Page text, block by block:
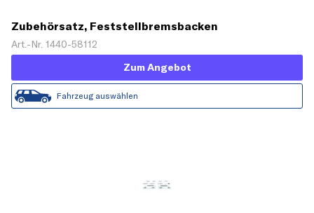
Zubehörsatz, Feststellbremsbacken
Art.-Nr. 1440-58112
Zum Angebot
Fahrzeug auswählen